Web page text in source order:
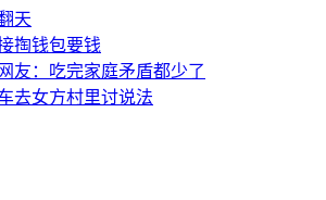
天
掏钱包要钱
友：吃完家庭矛盾都少了
去女方村里讨说法